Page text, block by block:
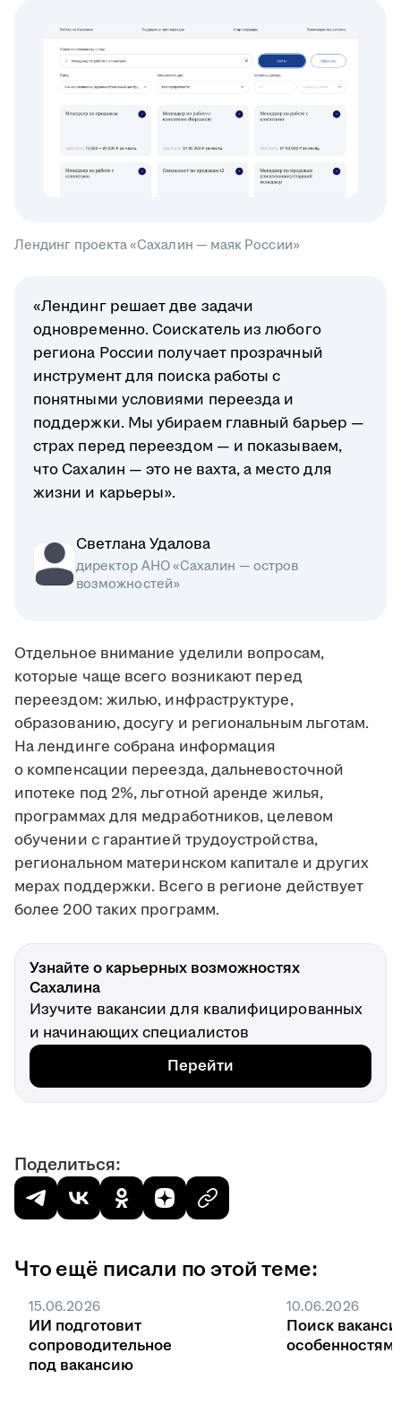
Лендинг проекта «Сахалин — маяк России»
«Лендинг решает две задачи
одновременно. Соискатель из любого
региона России получает прозрачный
инструмент для поиска работы с
понятными условиями переезда и
поддержки. Мы убираем главный барьер —
страх перед переездом — и показываем,
что Сахалин — это не вахта, а место для
жизни и карьеры».
Светлана Удалова
директор АНО «Сахалин — остров
возможностей»
Отдельное внимание уделили вопросам,
которые чаще всего возникают перед
переездом: жилью, инфраструктуре,
образованию, досугу и региональным льготам.
На лендинге собрана информация
о компенсации переезда, дальневосточной
ипотеке под 2%, льготной аренде жилья,
программах для медработников, целевом
обучении с гарантией трудоустройства,
региональном материнском капитале и других
мерах поддержки. Всего в регионе действует
более 200 таких программ.
Узнайте о карьерных возможностях
Сахалина
Изучите вакансии для квалифицированных
и начинающих специалистов
Перейти
Поделиться:
Что ещё писали по этой теме:
15.06.2026
ИИ подготовит
сопроводительное
под вакансию
10.06.2026
Поиск